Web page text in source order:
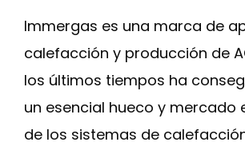
Immergas es una marca de
calefacción y producción de
los últimos tiempos ha
un esencial hueco y mercado
de los sistemas de